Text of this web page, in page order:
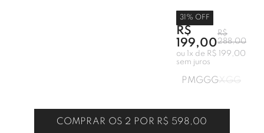
31 % OFF
R$
199,00
R$
288,00
ou
x de R$ 199,00
sem juros
PMGGGXGG
COMPRAR OS 2 POR R$ 598,00